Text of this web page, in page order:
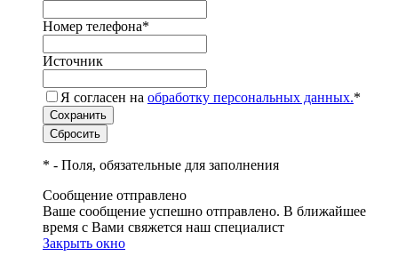
Номер телефона*
Источник
Я согласен на обработку персональных данных.*
* - Поля, обязательные для заполнения
Сообщение отправлено
Ваше сообщение успешно отправлено. В ближайшее
время с Вами свяжется наш специалист
Закрыть окно